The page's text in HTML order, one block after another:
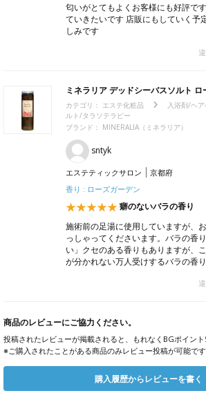
匂いがとてもよくお客様にも好評で
ていきたいです 店販にもしていく予
しみです
ミネラリア デッドシーバスソルト
カテゴリ： エステ化粧品 入浴剤/ヘ
ルト/タラソテラピー
ブランド： MINERALIA（ミネラリア）
sntyk
エステティックサロン
京都府
香り : ローズガーデン
癖のないバラの香り
施術前の足湯に使用していますが、
っしゃってくださいます。バラの香
い」クセのある香りもありますが、
が分かれない万人受けするバラの香り
商品のレビューにご協力ください。
投稿されたレビューが掲載されると、もれなくBGポイン
※ご購入されたことがある商品のみレビュー投稿が可能です
購入履歴からレビューを書く